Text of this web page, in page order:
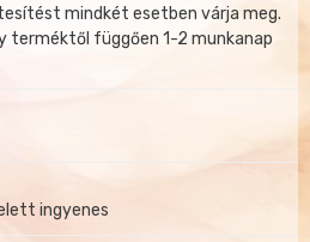
mindkét esetben várja meg.
terméktől függően 1-2 munkanap
ingyenes